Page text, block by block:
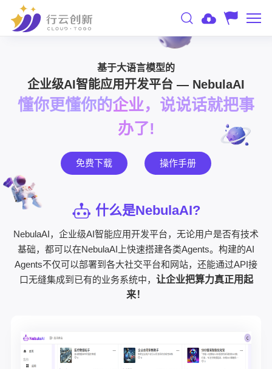
基于大语言模型的
企业级AI智能应用开发平台 — NebulaAI
懂你更懂你的企业，说说话就把事
办了!
免费下载 操作手册
什么是NebulaAI?
NebulaAI，企业级AI智能应用开发平台，无论用户是否有技术
基础，都可以在NebulaAI上快速搭建各类Agents。构建的AI
Agents不仅可以部署到各大社交平台和网站，还能通过API接
口无缝集成到已有的业务系统中， 让企业把算力真正用起
来！